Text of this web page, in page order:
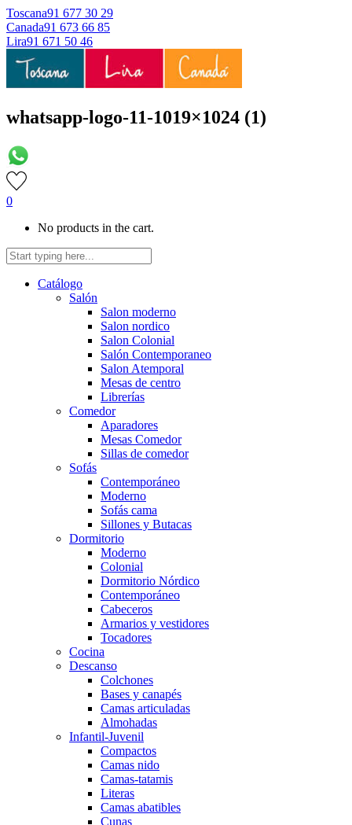
Toscana91 677 30 29
Canada91 673 66 85
Lira91 671 50 46
whatsapp-logo-11-1019×1024 (1)
0
No products in the cart.
Catálogo
Salón
Salon moderno
Salon nordico
Salon Colonial
Salón Contemporaneo
Salon Atemporal
Mesas de centro
Librerías
Comedor
Aparadores
Mesas Comedor
Sillas de comedor
Sofás
Contemporáneo
Moderno
Sofás cama
Sillones y Butacas
Dormitorio
Moderno
Colonial
Dormitorio Nórdico
Contemporáneo
Cabeceros
Armarios y vestidores
Tocadores
Cocina
Descanso
Colchones
Bases y canapés
Camas articuladas
Almohadas
Infantil-Juvenil
Compactos
Camas nido
Camas-tatamis
Literas
Camas abatibles
Cunas